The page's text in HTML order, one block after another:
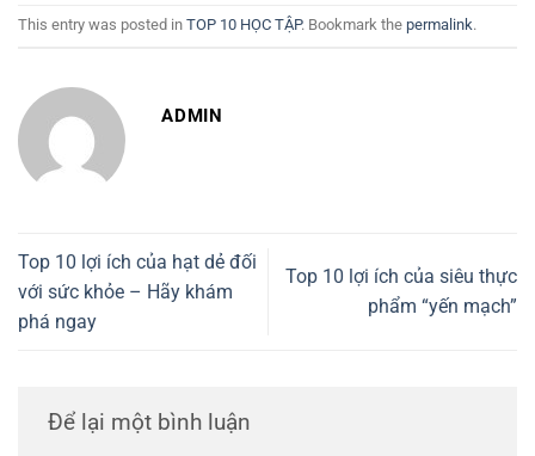
This entry was posted in TOP 10 HỌC TẬP. Bookmark the permalink.
ADMIN
Top 10 lợi ích của hạt dẻ đối
với sức khỏe – Hãy khám
phá ngay
Top 10 lợi ích của siêu thực
phẩm “yến mạch”
Để lại một bình luận